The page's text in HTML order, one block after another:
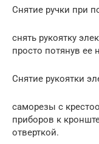
Снятие ручки при
снять рукоятку
просто потянув ее
Снятие рукоятки
саморезы с
приборов к
отверткой.